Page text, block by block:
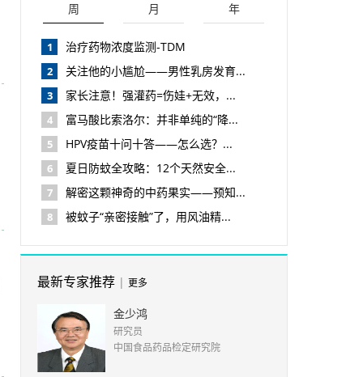
周
月 年
1 治疗药物浓度监测-TDM
2 关注他的小尴尬——男性乳房发育...
3 家长注意！强灌药=伤娃+无效，...
4 富马酸比索洛尔：并非单纯的“降...
5 HPV疫苗十问十答——怎么选？...
6 夏日防蚊全攻略：12个天然安全...
7 解密这颗神奇的中药果实——预知...
8 被蚊子“亲密接触”了，用风油精...
最新专家推荐 | 更多
金少鸿
研究员
中国食品药品检定研究院